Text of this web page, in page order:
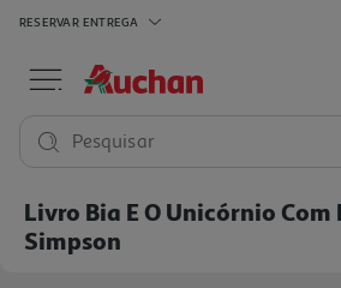
RESERVAR ENTREGA
Pesquisar
Livro Bia E O Unicórnio Com
Simpson